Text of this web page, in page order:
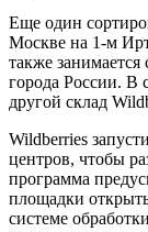
Еще один
Москве на 1-м
также занимается
города России. В
другой склад
Wildberries
центров, чтобы
программа
площадки
системе